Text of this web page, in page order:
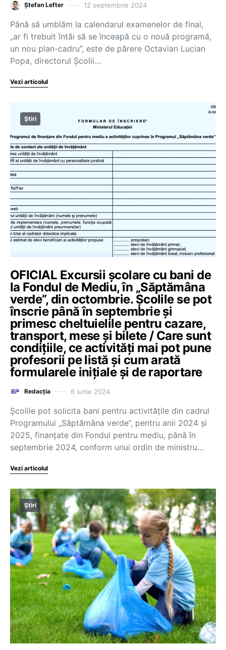
Ștefan Lefter 12 septembrie 2024
Până să umblăm la calendarul examenelor de final,
„ar fi trebuit întâi să se înceapă cu o nouă programă,
un nou plan-cadru”, este de părere Octavian Lucian
Popa, directorul Școlii…
Vezi articolul
Știri
OFICIAL Excursii școlare cu bani de
la Fondul de Mediu, în „Săptămâna
verde”, din octombrie. Școlile se pot
înscrie până în septembrie și
primesc cheltuielile pentru cazare,
transport, mese și bilete / Care sunt
condițiile, ce activități mai pot pune
profesorii pe listă și cum arată
formularele inițiale și de raportare
Redacția 6 iunie 2024
Școlile pot solicita bani pentru activitățile din cadrul
Programului „Săptămâna verde”, pentru anii 2024 și
2025, finanțate din Fondul pentru mediu, până în
septembrie 2024, conform unui ordin de ministru…
Vezi articolul
Știri